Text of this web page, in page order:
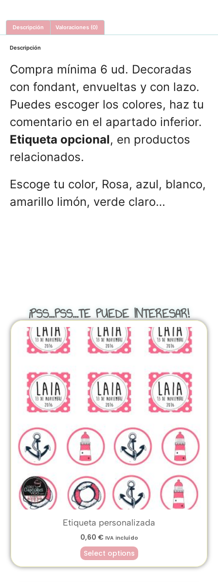
Descripción Valoraciones (0)
Descripción
Compra mínima 6 ud. Decoradas
con fondant, envueltas y con lazo.
Puedes escoger los colores, haz tu
comentario en el apartado inferior.
Etiqueta opcional, en productos
relacionados.
Escoge tu color, Rosa, azul, blanco,
amarillo limón, verde claro…
¡PSS...PSS...TE PUEDE INTERESAR!
Etiqueta personalizada
0,60 € IVA incluído
Select options